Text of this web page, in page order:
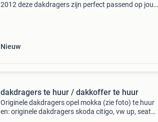
2012 deze dakdragers zijn perfect passend op jouw
Nieuw
dakdragers te huur / dakkoffer te huur
Originele dakdragers opel mokka (zie foto) te huur
en: originele dakdragers skoda citigo, vw up, seat